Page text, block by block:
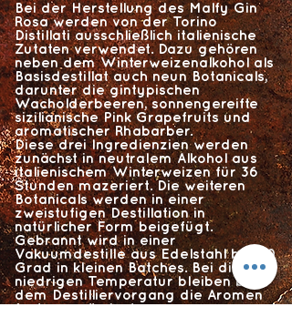
Bei der Herstellung des Malfy Gin
Rosa werden von der Torino
Distillati ausschließlich italienische
Zutaten verwendet. Dazu gehören
neben dem Winterweizenalkohol als
Basisdestillat auch neun Botanicals,
darunter die gintypischen
Wacholderbeeren, sonnengereifte
sizilianische Pink Grapefruits und
aromatischer Rhabarber.
Diese drei Ingredienzien werden
zunächst in neutralem Alkohol aus
italienischem Winterweizen für 36
Stunden mazeriert. Die weiteren
Botanicals werden in einer
zweistufigen Destillation in
natürlicher Form beigefügt.
Gebrannt wird in einer
Vakuumdestille aus Edelstahl bei 60
Grad in kleinen Batches. Bei dieser
niedrigen Temperatur bleiben bei
dem Destilliervorgang die Aromen
fast unverändert.